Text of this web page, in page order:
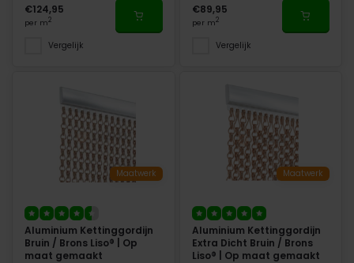
€124,95
per m2
Vergelijk
€89,95
per m2
Vergelijk
Maatwerk
Aluminium Kettinggordijn
Bruin / Brons Liso® | Op
maat gemaakt
Maatwerk
Aluminium Kettinggordijn
Extra Dicht Bruin / Brons
Liso® | Op maat gemaakt